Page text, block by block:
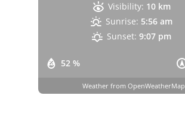
52 %
Visibility: 10 km
Sunrise: 5:56 am
Sunset: 9:07 pm
Weather from OpenWeatherMap